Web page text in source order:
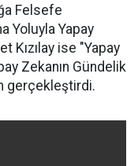
Felsefe
Yoluyla Yapay
Kızılay ise "Yapay
Zekanın Gündelik
gerçekleştirdi.